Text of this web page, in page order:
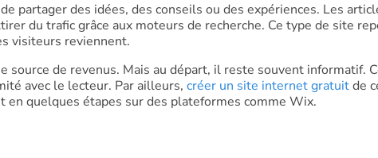
partager des idées, des conseils ou des expériences. Les
du trafic grâce aux moteurs de recherche. Ce type de site
visiteurs reviennent.
source de revenus. Mais au départ, il reste souvent informatif.
avec le lecteur. Par ailleurs, créer un site internet gratuitde
quelques étapes sur des plateformes comme Wix.